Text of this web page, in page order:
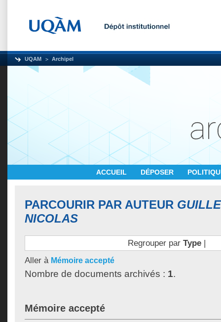
UQAM Archipel
ACCUEIL DÉPOSER
PARCOURIR PAR AUTEUR
NICOLAS
Regrouper par Type|
Aller à Mémoire accepté
Nombre de documents archivés : 1.
Mémoire accepté